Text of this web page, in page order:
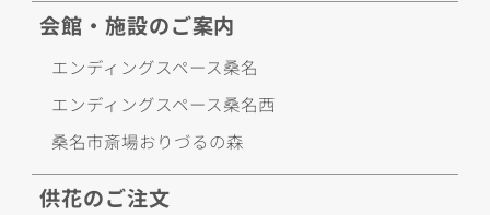
会館・施設のご案内
エンディングスペース桑名
エンディングスペース桑名西
桑名市斎場おりづるの森
供花のご注文